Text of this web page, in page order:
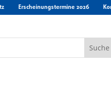
Erscheinungstermine 2026